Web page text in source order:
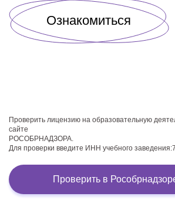
Ознакомиться
Проверить лицензию на образовательную
сайте
РОСОБРНАДЗОРА.
Для проверки введите ИНН учебного
Проверить в